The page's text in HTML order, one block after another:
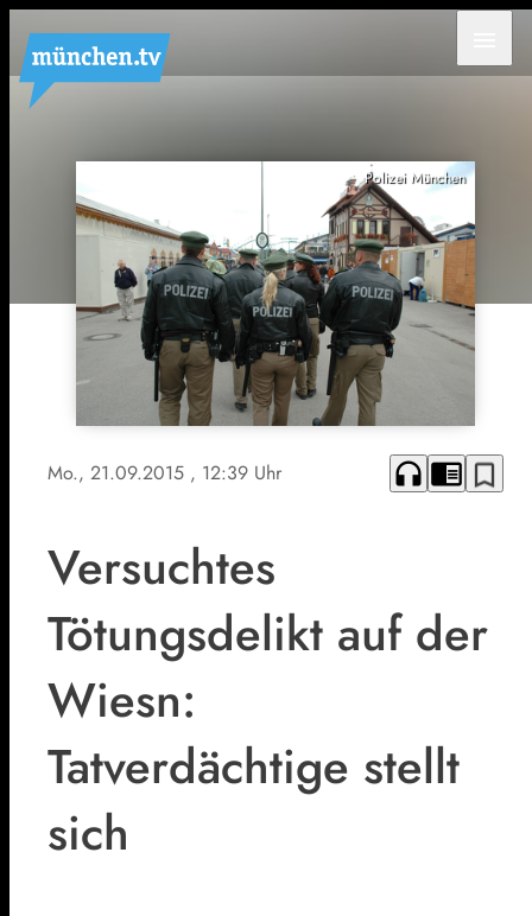
Polizei München
Mo., 21.09.2015 , 12:39 Uhr headphones chrome_reader_mode bookmark_border
Versuchtes
Tötungsdelikt auf der
Wiesn:
Tatverdächtige stellt
sich